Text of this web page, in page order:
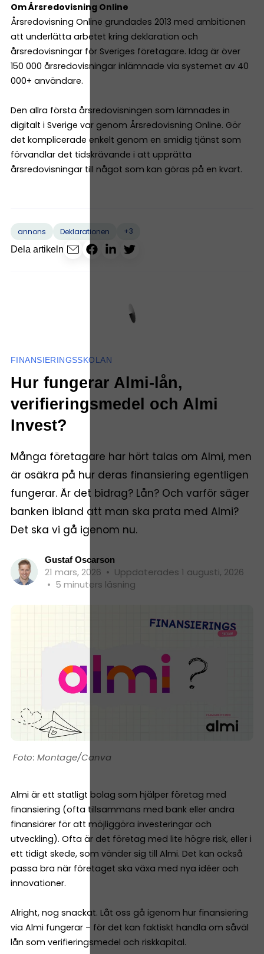
Om Årsredovisning Online
Årsredovisning Online grundades 2013 med ambitionen
att underlätta arbetet kring deklaration och
årsredovisningar för Sveriges företagare. Idag är över
150 000 årsredovisningar inlämnade via systemet av 40
000+ användare.
Den allra första årsredovisningen som lämnades in
digitalt i Sverige var genom Årsredovisning Online. Gör
det komplicerade enkelt genom en smidig tjänst som
förvandlar det tidskrävande i att upprätta
årsredovisningar till något som kan göras på en kvart.
annons Deklarationen
+3
Dela artikeln
FINANSIERINGSSKOLAN
Hur fungerar Almi-lån,
verifieringsmedel och Almi
Invest?
Många företagare har hört talas om Almi, men
är osäkra på hur deras finansiering egentligen
fungerar. Är det bidrag? Lån? Och varför säger
banken ibland att man ska prata med Almi?
Det ska vi gå igenom nu.
Gustaf Oscarson
21 mars, 2026 • Uppdaterades 1 augusti, 2026
• 5 minuters läsning
Montage/Canva
Almi är ett statligt bolag som hjälper företag med
finansiering (ofta tillsammans med bank eller andra
finansiärer för att möjliggöra investeringar och
utveckling). Ofta är det företag med lite högre risk, eller i
ett tidigt skede, som vänder sig till Almi. Det kan också
passa bra när företaget ska växa med nya idéer och
innovationer.
Alright, nog snackat. Låt oss gå igenom hur finansiering
via Almi fungerar – för det kan faktiskt handla om såväl
lån som verifieringsmedel och riskkapital.